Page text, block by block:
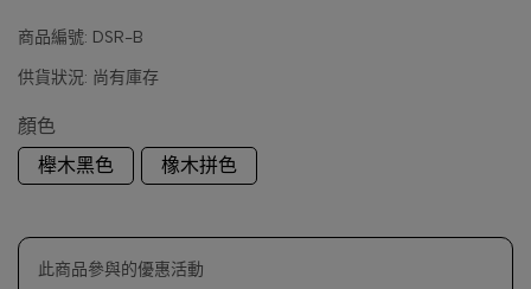
商品編號: DSR-B
供貨狀況: 尚有庫存
顏色
櫸木黑色
橡木拼色
此商品參與的優惠活動